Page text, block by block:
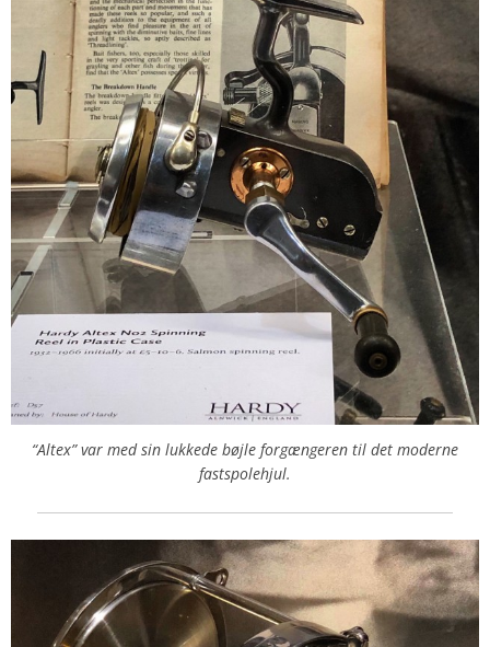
“Altex” var med sin lukkede bøjle forgængeren til det moderne
fastspolehjul.